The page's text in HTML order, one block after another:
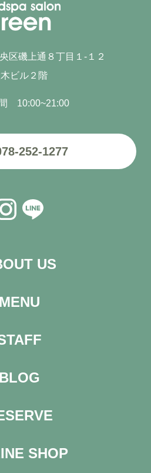
区磯上通８丁目１-１２
ビル２階
10:00~21:00
252-1277
US
MENU
BLOG
SHOP